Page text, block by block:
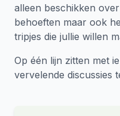
alleen beschikken
behoeften maar ook
tripjes die jullie willen
Op één lijn zitten met
vervelende discussies